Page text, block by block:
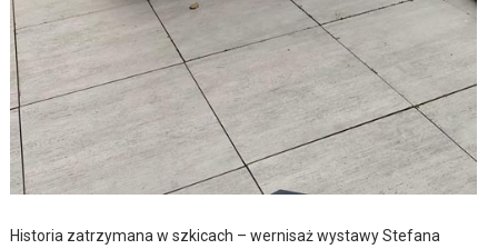
Historia zatrzymana w szkicach – wernisaż wystawy Stefana